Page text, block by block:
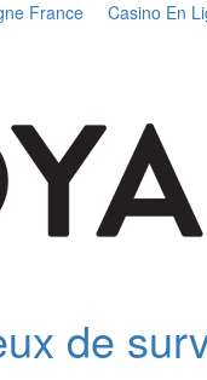
France Casino En
de